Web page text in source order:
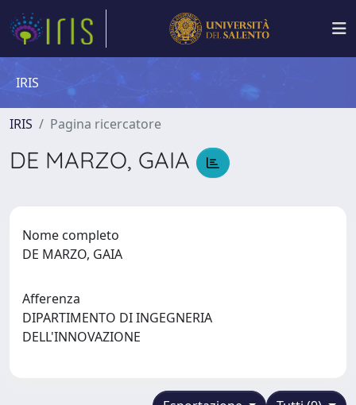
IRIS
IRIS Pagina ricercatore
DE MARZO, GAIA
Nome completo
DE MARZO, GAIA
Afferenza
DIPARTIMENTO DI INGEGNERIA
DELL'INNOVAZIONE